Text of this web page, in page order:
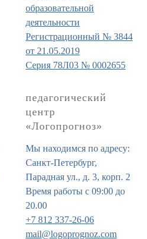
образовательной
деятельности
Регистрационный № 3844
от 21.05.2019
Серия 78Л03 № 0002655
педагогический
центр
«Логопрогноз»
Мы находимся по адресу:
Санкт-Петербург,
Парадная ул., д. 3, корп. 2
Время работы с 09:00 до
20.00
+7 812 337-26-06
mail@logoprognoz.com